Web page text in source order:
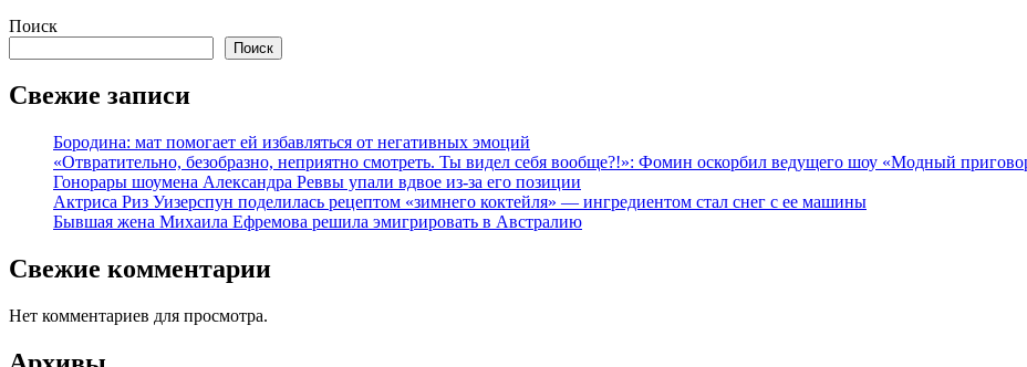
Поиск
Поиск
Свежие записи
Бородина: мат помогает ей избавляться от негативных эмоций
«Отвратительно, безобразно, неприятно смотреть. Ты видел себя вообще?!»: Фомин оскорбил ведущего шоу «Модный
Гонорары шоумена Александра Реввы упали вдвое из-за его позиции
Актриса Риз Уизерспун поделилась рецептом «зимнего коктейля» — ингредиентом стал снег с ее машины
Бывшая жена Михаила Ефремова решила эмигрировать в Австралию
Свежие комментарии
Нет комментариев для просмотра.